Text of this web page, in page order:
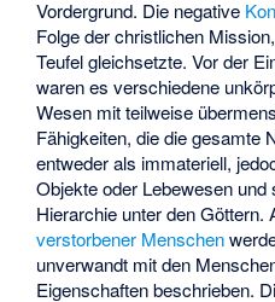
Vordergrund. Die negative
Folge der christlichen
Teufel gleichsetzte. Vor der
waren es verschiedene
Wesen mit teilweise
Fähigkeiten, die die gesamte
entweder als immateriell,
Objekte oder Lebewesen und
Hierarchie unter den
verstorbener Menschen
unverwandt mit den
Eigenschaften beschrieben.